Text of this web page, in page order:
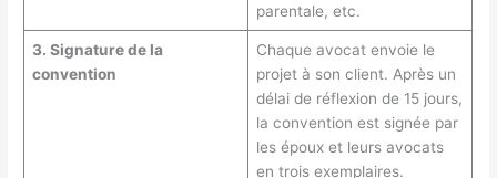
parentale, etc.
3. Signature de la
convention
Chaque avocat envoie le
projet à son client. Après un
délai de réflexion de 15 jours,
la convention est signée par
les époux et leurs avocats
en trois exemplaires.